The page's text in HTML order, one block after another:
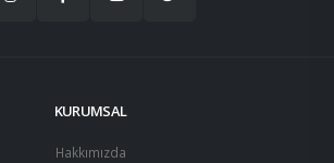
KURUMSAL
Hakkımızda